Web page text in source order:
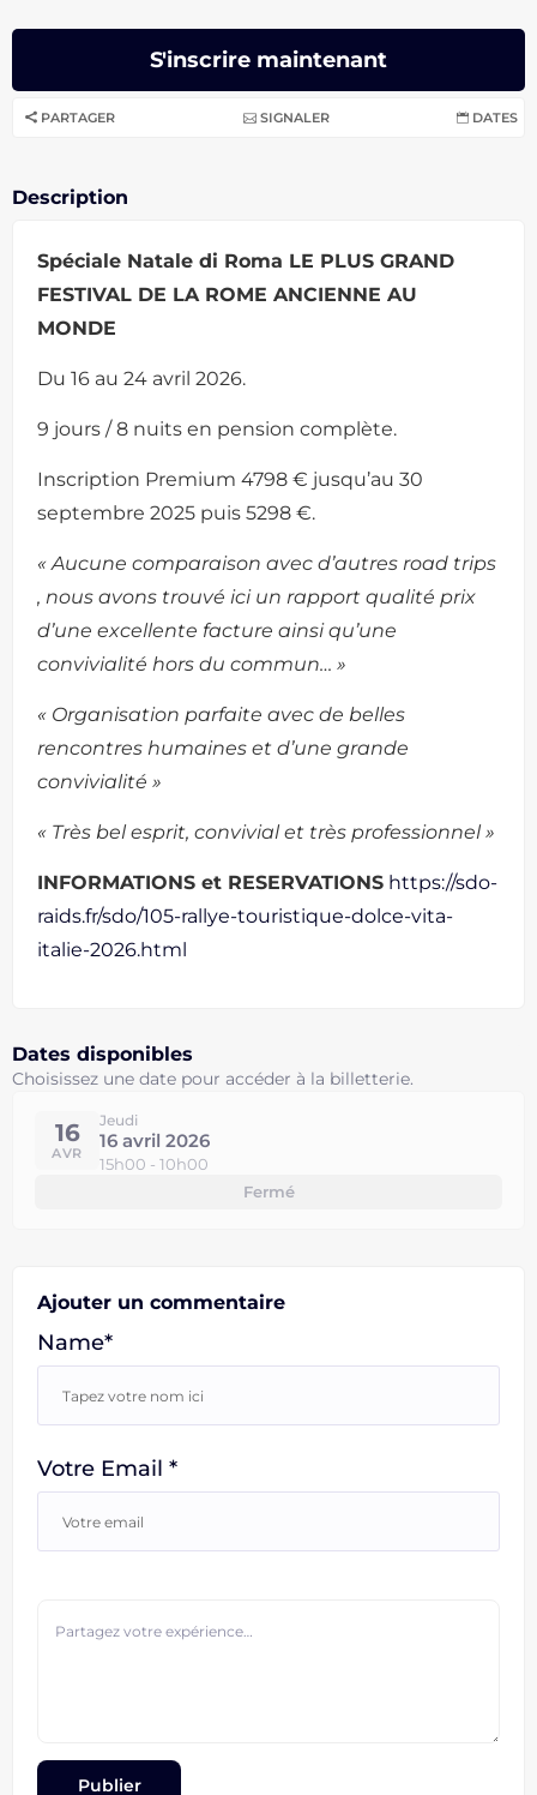
S'inscrire maintenant
PARTAGER SIGNALER DATES
Description
Spéciale Natale di Roma LE PLUS GRAND
FESTIVAL DE LA ROME ANCIENNE AU
MONDE
Du 16 au 24 avril 2026.
9 jours / 8 nuits en pension complète.
Inscription Premium 4798 € jusqu’au 30
septembre 2025 puis 5298 €.
« Aucune comparaison avec d’autres road trips
, nous avons trouvé ici un rapport qualité prix
d’une excellente facture ainsi qu’une
convivialité hors du commun… »
« Organisation parfaite avec de belles
rencontres humaines et d’une grande
convivialité »
« Très bel esprit, convivial et très professionnel »
INFORMATIONS et RESERVATIONS https://sdo-
raids.fr/sdo/105-rallye-touristique-dolce-vita-
italie-2026.html
Dates disponibles
Choisissez une date pour accéder à la billetterie.
16
AVR
Jeudi
16 avril 2026
15h00 - 10h00
Fermé
Ajouter un commentaire
Name*
Votre Email *